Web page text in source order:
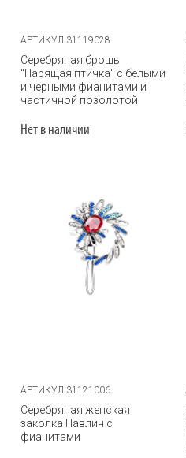
АРТИКУЛ 31119028
Серебряная брошь
"Парящая птичка" с белыми
и черными фианитами и
частичной позолотой
Нет в наличии
АРТИКУЛ 31121006
Серебряная женская
заколка Павлин с
фианитами